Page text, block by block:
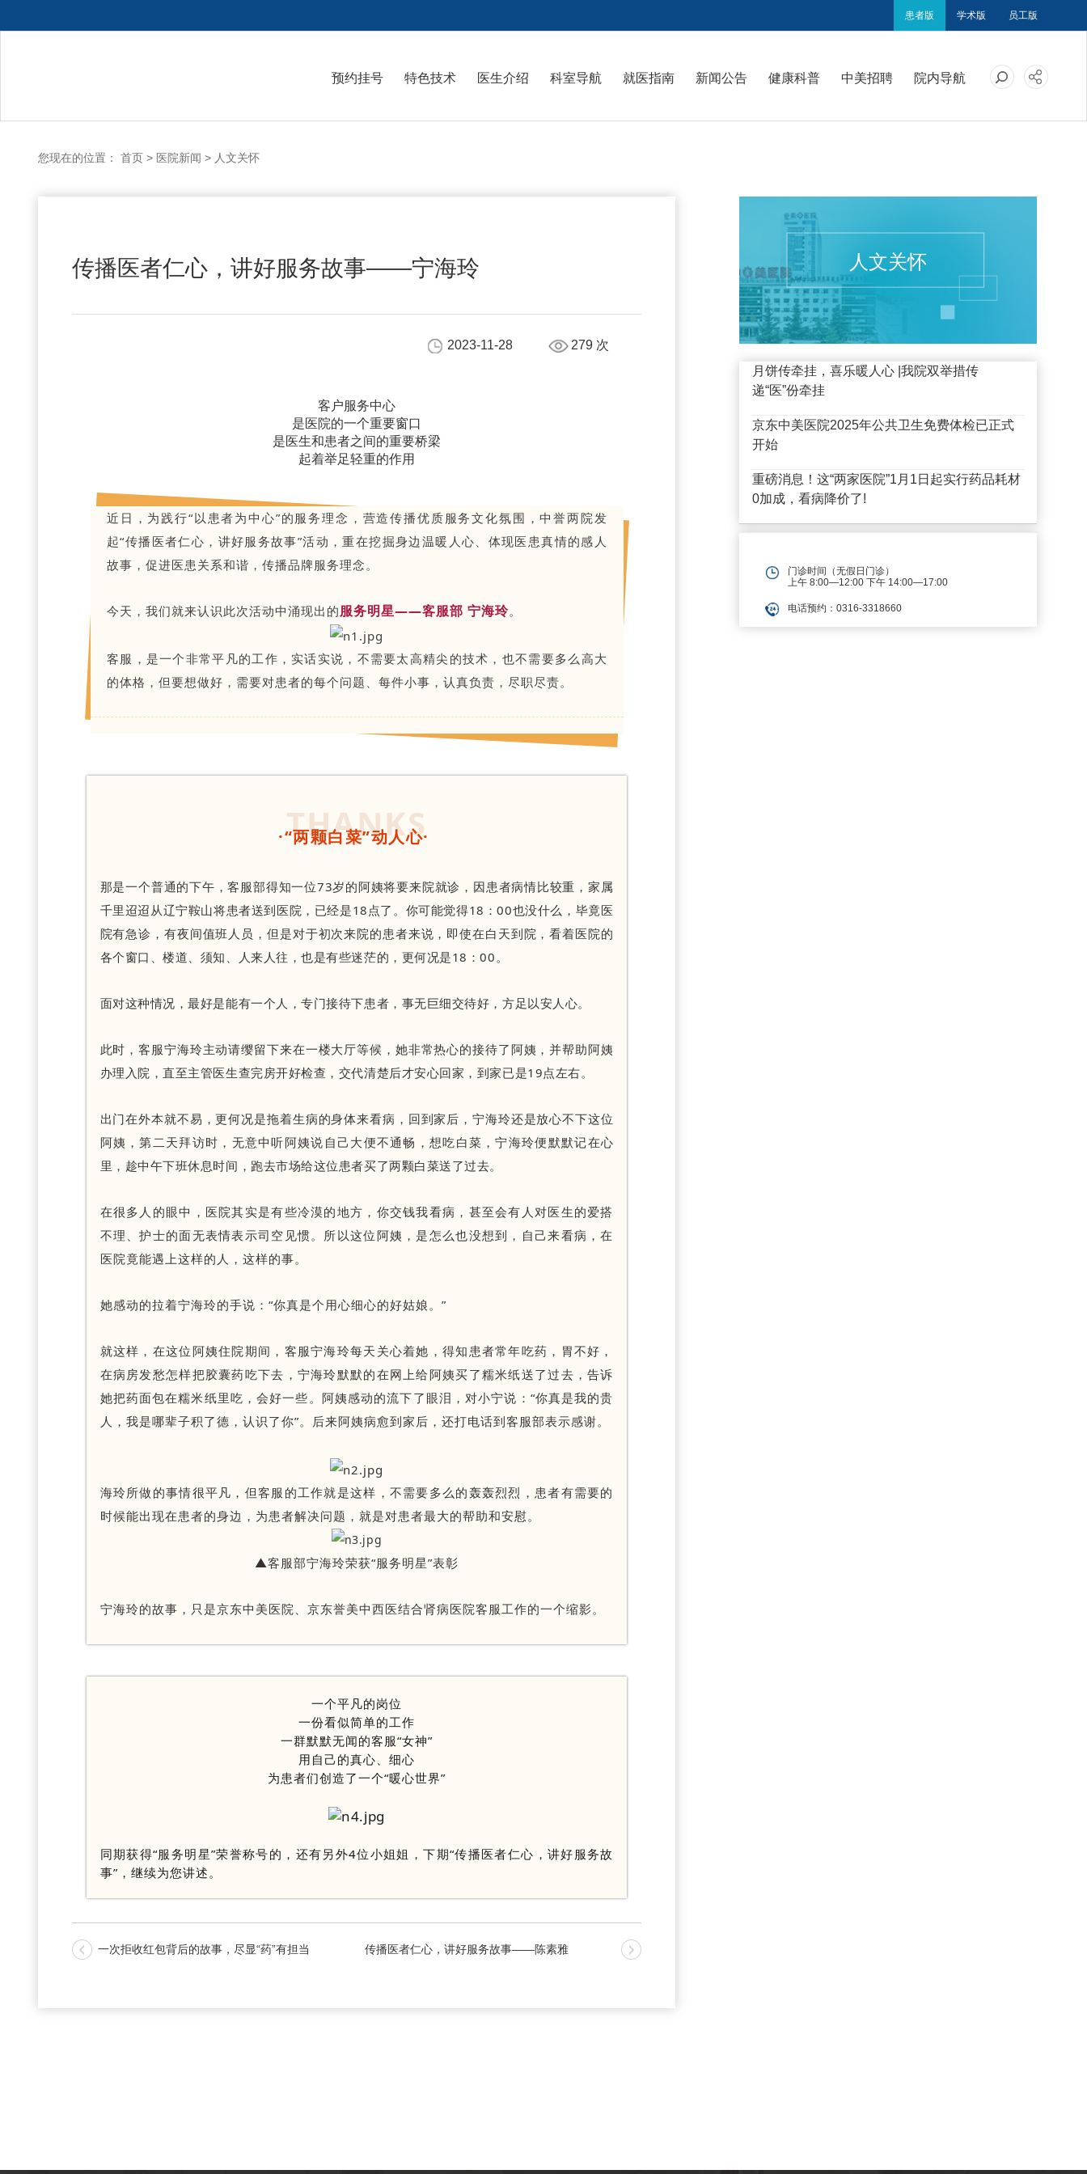
员工版
学术版
患者版
预约挂号 特色技术 医生介绍 科室导航 就医指南 新闻公告 健康科普 中美招聘 院内导航
您现在的位置： 首页 > 医院新闻 > 人文关怀
传播医者仁心，讲好服务故事——宁海玲
2023-11-28 279 次
客户服务中心
是医院的一个重要窗口
是医生和患者之间的重要桥梁
起着举足轻重的作用
近日，为践行“以患者为中心”的服务理念，营造传播优质服务文化氛围，中誉两院发
起“传播医者仁心，讲好服务故事”活动，重在挖掘身边温暖人心、体现医患真情的感人
故事，促进医患关系和谐，传播品牌服务理念。
今天，我们就来认识此次活动中涌现出的服务明星——客服部 宁海玲。
客服，是一个非常平凡的工作，实话实说，不需要太高精尖的技术，也不需要多么高大
的体格，但要想做好，需要对患者的每个问题、每件小事，认真负责，尽职尽责。
THANKS
·“两颗白菜”动人心·
那是一个普通的下午，客服部得知一位73岁的阿姨将要来院就诊，因患者病情比较重，家属
千里迢迢从辽宁鞍山将患者送到医院，已经是18点了。你可能觉得18：00也没什么，毕竟医
院有急诊，有夜间值班人员，但是对于初次来院的患者来说，即使在白天到院，看着医院的
各个窗口、楼道、须知、人来人往，也是有些迷茫的，更何况是18：00。
面对这种情况，最好是能有一个人，专门接待下患者，事无巨细交待好，方足以安人心。
此时，客服宁海玲主动请缨留下来在一楼大厅等候，她非常热心的接待了阿姨，并帮助阿姨
办理入院，直至主管医生查完房开好检查，交代清楚后才安心回家，到家已是19点左右。
出门在外本就不易，更何况是拖着生病的身体来看病，回到家后，宁海玲还是放心不下这位
阿姨，第二天拜访时，无意中听阿姨说自己大便不通畅，想吃白菜，宁海玲便默默记在心
里，趁中午下班休息时间，跑去市场给这位患者买了两颗白菜送了过去。
在很多人的眼中，医院其实是有些冷漠的地方，你交钱我看病，甚至会有人对医生的爱搭
不理、护士的面无表情表示司空见惯。所以这位阿姨，是怎么也没想到，自己来看病，在
医院竟能遇上这样的人，这样的事。
她感动的拉着宁海玲的手说：“你真是个用心细心的好姑娘。”
就这样，在这位阿姨住院期间，客服宁海玲每天关心着她，得知患者常年吃药，胃不好，
在病房发愁怎样把胶囊药吃下去，宁海玲默默的在网上给阿姨买了糯米纸送了过去，告诉
她把药面包在糯米纸里吃，会好一些。阿姨感动的流下了眼泪，对小宁说：“你真是我的贵
人，我是哪辈子积了德，认识了你”。后来阿姨病愈到家后，还打电话到客服部表示感谢。
海玲所做的事情很平凡，但客服的工作就是这样，不需要多么的轰轰烈烈，患者有需要的
时候能出现在患者的身边，为患者解决问题，就是对患者最大的帮助和安慰。
▲客服部宁海玲荣获“服务明星”表彰
宁海玲的故事，只是京东中美医院、京东誉美中西医结合肾病医院客服工作的一个缩影。
一个平凡的岗位
一份看似简单的工作
一群默默无闻的客服“女神”
用自己的真心、细心
为患者们创造了一个“暖心世界”
同期获得“服务明星”荣誉称号的，还有另外4位小姐姐，下期“传播医者仁心，讲好服务故
事”，继续为您讲述。
一次拒收红包背后的故事，尽显“药”有担当 传播医者仁心，讲好服务故事——陈素雅
人文关怀
月饼传牵挂，喜乐暖人心 |我院双举措传
递“医”份牵挂
京东中美医院2025年公共卫生免费体检已正式
开始
重磅消息！这“两家医院”1月1日起实行药品耗材
0加成，看病降价了!
门诊时间（无假日门诊）
上午 8:00—12:00 下午 14:00—17:00
电话预约：0316-3318660